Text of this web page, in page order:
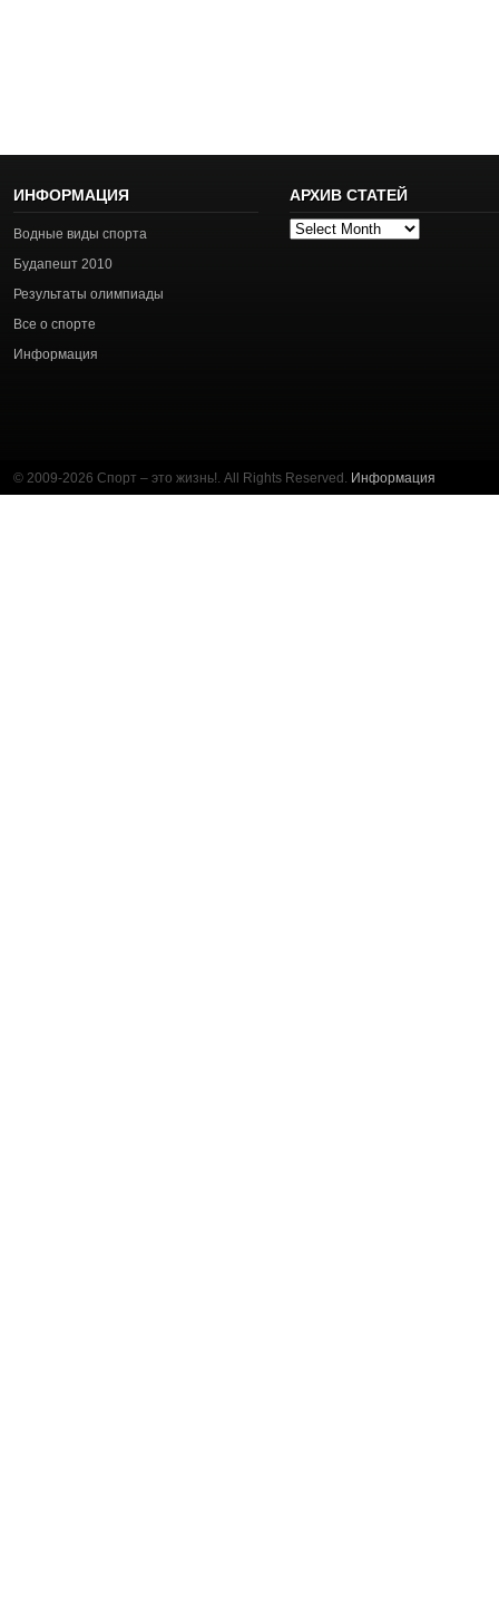
ИНФОРМАЦИЯ
Водные виды спорта
Будапешт 2010
Результаты олимпиады
Все о спорте
Информация
АРХИВ СТАТЕЙ
Архив
© 2009-2026 Спорт – это жизнь!. All Rights Reserved. Информация